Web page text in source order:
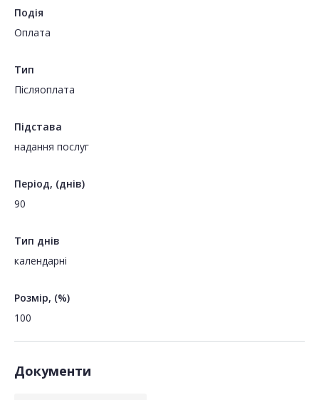
Подія
Оплата
Тип
Пiсляоплата
Підстава
надання послуг
Період, (днів)
90
Тип днів
календарні
Розмір, (%)
100
Документи